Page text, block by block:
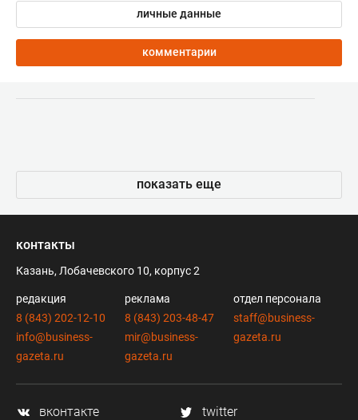
личные данные
комментарии
показать еще
контакты
Казань, Лобачевского 10, корпус 2
редакция
8 (843) 202-12-10
info@business-
gazeta.ru
реклама
8 (843) 203-48-47
mir@business-
gazeta.ru
отдел персонала
staff@business-
gazeta.ru
вконтакте
twitter